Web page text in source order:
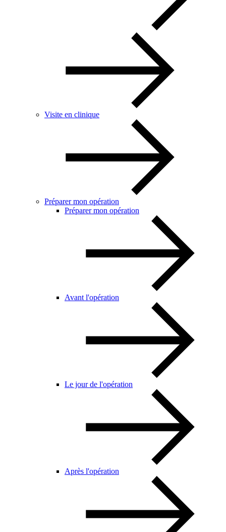
Visite en clinique
Préparer mon opération
Préparer mon opération
Avant l'opération
Le jour de l'opération
Après l'opération